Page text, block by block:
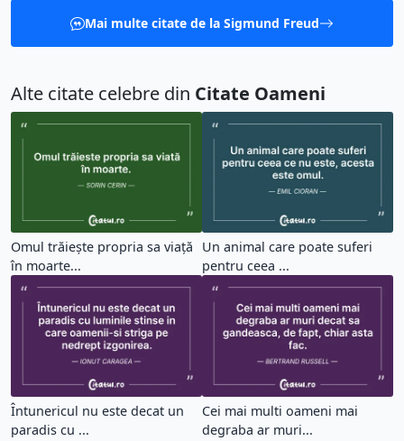
Mai multe citate de la Sigmund Freud
Alte citate celebre din Citate Oameni
Omul trăiește propria sa viață
în moarte...
Un animal care poate suferi
pentru ceea ...
Întunericul nu este decat un
paradis cu ...
Cei mai multi oameni mai
degraba ar muri...